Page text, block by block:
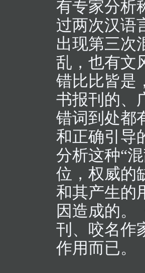
有专家分析
过两次汉语
出现第三次
乱，也有文
错比比皆是
书报刊的、
错词到处都
和正确引导
分析这种“
位，权威的
和其产生的
因造成的。
刊、咬名作
作用而已。